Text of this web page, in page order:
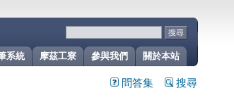
關於本站
參與我們
摩茲工寮
系統
問答集 搜尋